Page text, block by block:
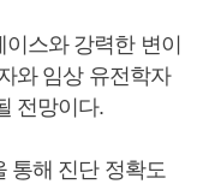
스와 강력한 변이
와 임상 유전학자
전망이다.
통해 진단 정확도